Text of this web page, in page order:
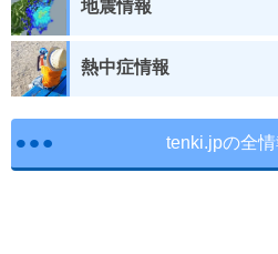
地震情報
熱中症情報
tenki.jpの全